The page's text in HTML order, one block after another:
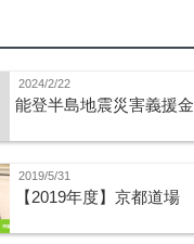
2024/2/22
能登半島地震災害義援金
2019/5/31
【2019年度】京都道場